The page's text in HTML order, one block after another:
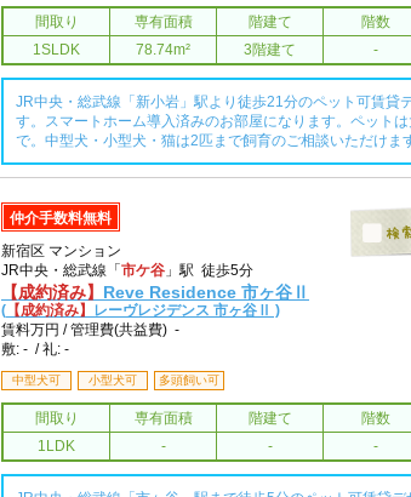
間取り 専有面積 階建て 階数
1SLDK
78.74m² 3階建て -
JR中央・総武線「新小岩」駅より徒歩21分のペット可賃貸
す。スマートホーム導入済みのお部屋になります。ペットは
で。中型犬・小型犬・猫は2匹まで飼育のご相談いただけま
仲介手数料無料
新宿区 マンション
JR中央・総武線「 市ケ谷 」駅 徒歩5分
【成約済み】 Reve Residence 市ヶ谷Ⅱ
( 【成約済み】 レーヴレジデンス 市ヶ谷Ⅱ )
賃料万円 /管理費(共益費) -
敷: - / 礼: -
中型犬可 小型犬可 多頭飼い可
間取り 専有面積 階建て 階数
1LDK
- - -